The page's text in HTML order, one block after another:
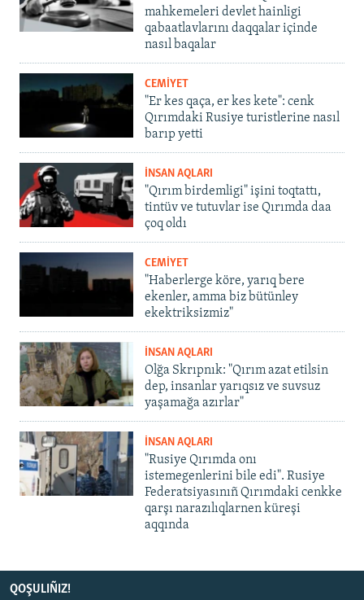
mahkemeleri devlet hainligi
qabaatlavlarını daqqalar içinde
nasıl baqalar
CEMİYET
"Er kes qaça, er kes kete": cenk
Qırımdaki Rusiye turistlerine nasıl
barıp yetti
İNSAN AQLARI
"Qırım birdemligi" işini toqtattı,
tintüv ve tutuvlar ise Qırımda daa
çoq oldı
CEMİYET
"Haberlerge köre, yarıq bere
ekenler, amma biz bütünley
ekektriksizmiz"
İNSAN AQLARI
Olğa Skrıpnık: "Qırım azat etilsin
dep, insanlar yarıqsız ve suvsuz
yaşamağa azırlar"
İNSAN AQLARI
"Rusiye Qırımda onı
istemegenlerini bile edi". Rusiye
Federatsiyasınıñ Qırımdaki cenkke
qarşı narazılıqlarnen küreşi
aqqında
QOŞULIÑIZ!